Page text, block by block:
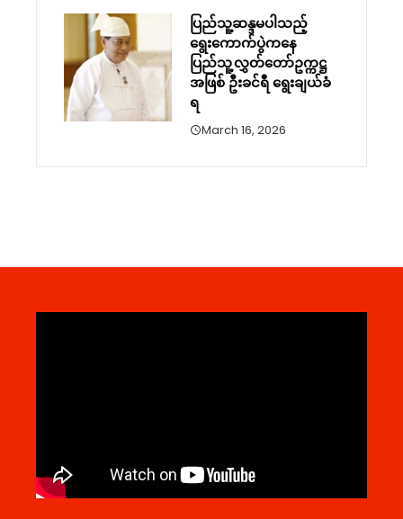
ပြည်သူ့ဆန္ဒမပါသည့်
ရွေးကောက်ပွဲကနေ
ပြည်သူ့လွှတ်တော်ဥက္ကဋ္ဌ
အဖြစ် ဦးခင်ရီ ရွေးချယ်ခံ
ရ
March 16, 2026